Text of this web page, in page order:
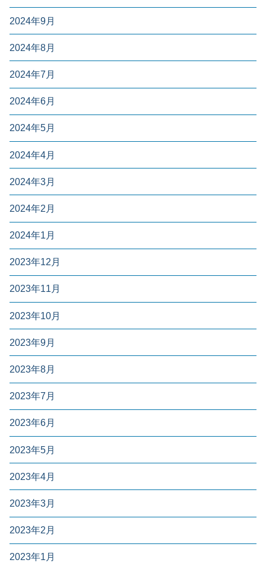
2024年9月
2024年8月
2024年7月
2024年6月
2024年5月
2024年4月
2024年3月
2024年2月
2024年1月
2023年12月
2023年11月
2023年10月
2023年9月
2023年8月
2023年7月
2023年6月
2023年5月
2023年4月
2023年3月
2023年2月
2023年1月